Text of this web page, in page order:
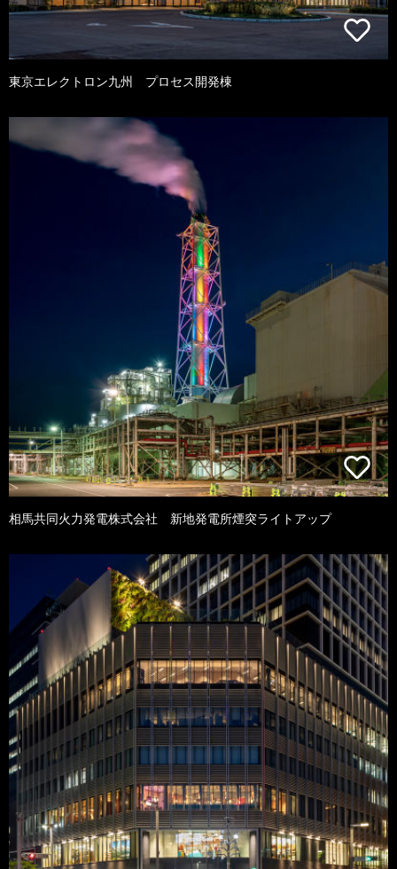
東京エレクトロン九州 プロセス開発棟
相馬共同火力発電株式会社 新地発電所煙突ライトアップ